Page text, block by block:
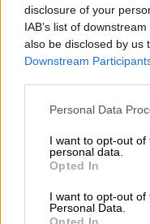
disclosure of your
IAB’s list of
also be disclosed by us
Downstream
Please note that this
not limited to your visit
grant or deny consent
use your data for
consent section.
Personal Data
I want to opt-out
personal data.
Opted In
I want to opt-out of
Personal Data.
Opted In
ΑΛΛΑ #TAGS
Κορονοϊός
θεία κοινωνία
αναθεώρηση
Γιάννης Τσιρώνης
Στέφανος